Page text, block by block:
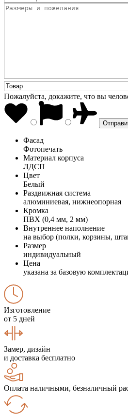
Пожалуйста, докажите, что вы
Фасад
Фотопечать
Материал корпуса
ЛДСП
Цвет
Белый
Раздвижная система
алюминиевая, нижнеопорная
Кромка
ПВХ (0,4 мм, 2 мм)
Внутреннее наполнение
на выбор (полки, корзины,
Размер
индивидуальный
Цена
указана за базовую
Изготовление
от 5 дней
Замер, дизайн
и доставка бесплатно
Оплата наличными, безналичный